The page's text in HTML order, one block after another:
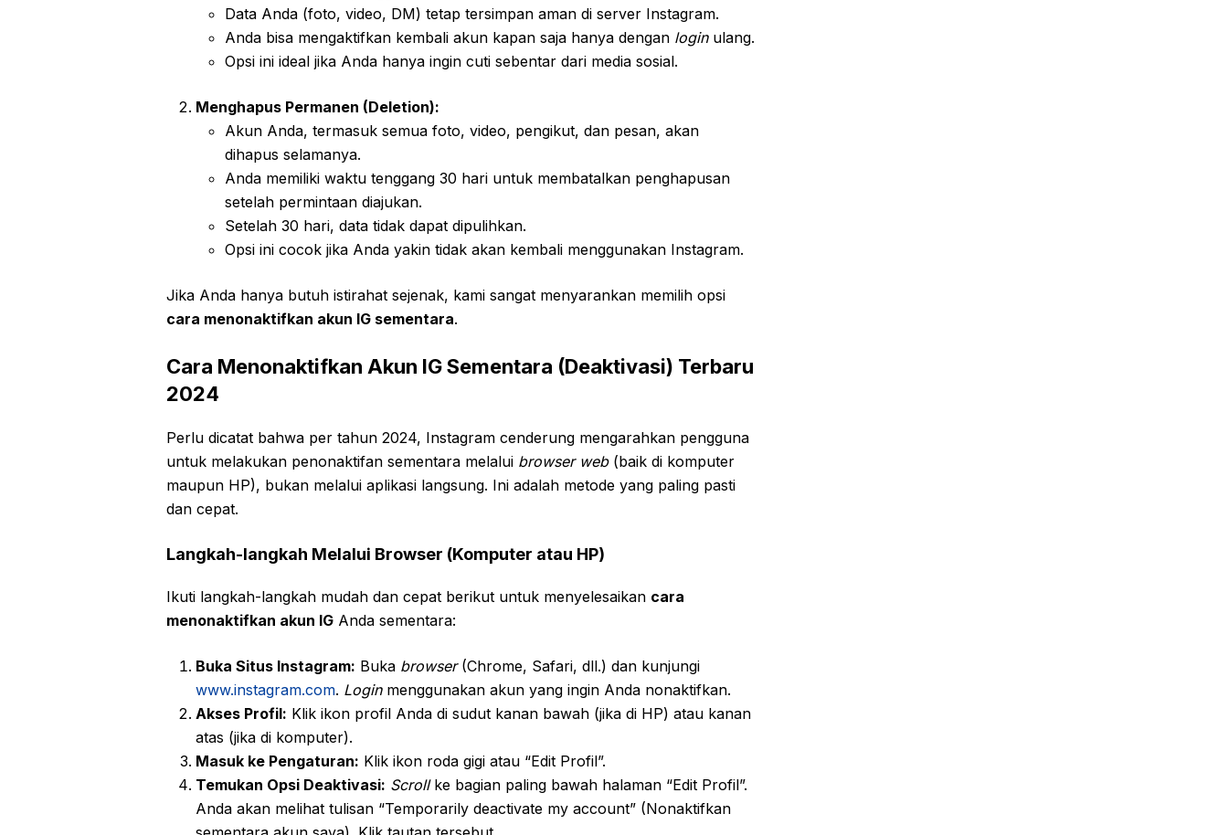
Data Anda (foto, video, DM) tetap tersimpan aman di server Instagram.
Anda bisa mengaktifkan kembali akun kapan saja hanya dengan loginulang.
Opsi ini ideal jika Anda hanya ingin cuti sebentar dari media sosial.
Menghapus Permanen (Deletion):
Akun Anda, termasuk semua foto, video, pengikut, dan pesan, akan
dihapus selamanya.
Anda memiliki waktu tenggang 30 hari untuk membatalkan penghapusan
setelah permintaan diajukan.
Setelah 30 hari, data tidak dapat dipulihkan.
Opsi ini cocok jika Anda yakin tidak akan kembali menggunakan Instagram.
Jika Anda hanya butuh istirahat sejenak, kami sangat menyarankan memilih opsi
cara menonaktifkan akun IG sementara.
Cara Menonaktifkan Akun IG Sementara (Deaktivasi) Terbaru
2024
Perlu dicatat bahwa per tahun 2024, Instagram cenderung mengarahkan pengguna
untuk melakukan penonaktifan sementara melalui browser web(baik di komputer
maupun HP), bukan melalui aplikasi langsung. Ini adalah metode yang paling pasti
dan cepat.
Langkah-langkah Melalui Browser (Komputer atau HP)
Ikuti langkah-langkah mudah dan cepat berikut untuk menyelesaikan cara
menonaktifkan akun IG Anda sementara:
Buka Situs Instagram: Buka browser(Chrome, Safari, dll.) dan kunjungi
www.instagram.com. Loginmenggunakan akun yang ingin Anda nonaktifkan.
Akses Profil: Klik ikon profil Anda di sudut kanan bawah (jika di HP) atau kanan
atas (jika di komputer).
Masuk ke Pengaturan: Klik ikon roda gigi atau “Edit Profil”.
Temukan Opsi Deaktivasi: Scrollke bagian paling bawah halaman “Edit Profil”.
Anda akan melihat tulisan “Temporarily deactivate my account” (Nonaktifkan